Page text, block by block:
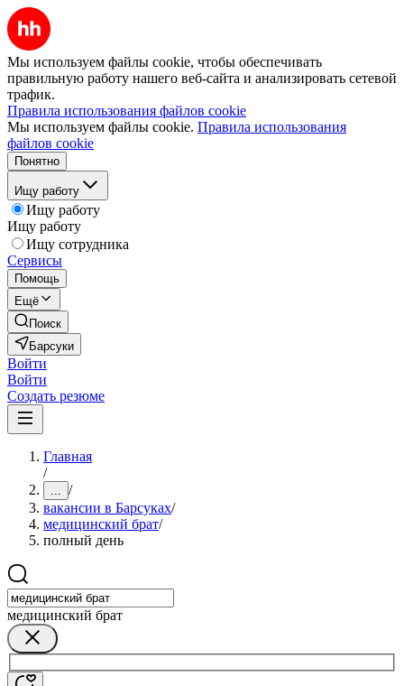
Мы используем файлы cookie, чтобы обеспечивать
правильную работу нашего веб-сайта и анализировать сетевой
трафик.
Правила использования файлов cookie
Мы используем файлы cookie. Правила использования
файлов cookie
Понятно
Ищу работу
Ищу работу
Ищу работу
Ищу сотрудника
Сервисы
Помощь
Ещё
Поиск
Барсуки
Войти
Войти
Создать резюме
Главная
/
... /
вакансии в Барсуках/
медицинский брат/
полный день
медицинский брат